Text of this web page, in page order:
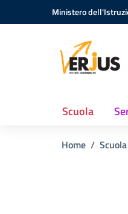
Vai ai contenuti
Vai al menu di navigazione
Ministero
Scuola
Home Scuola